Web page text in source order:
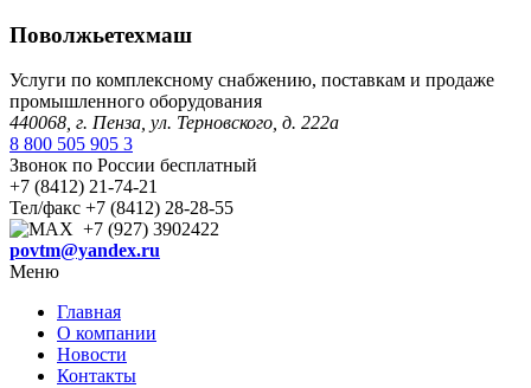
Поволжьетехмаш
Услуги по комплексному снабжению, поставкам и продаже
промышленного оборудования
440068, г. Пенза, ул. Терновского, д. 222а
8 800 505 905 3
Звонок по России бесплатный
+7 (8412) 21-74-21
Тел/факс +7 (8412) 28-28-55
+7 (927) 3902422
povtm@yandex.ru
Меню
Главная
О компании
Новости
Контакты